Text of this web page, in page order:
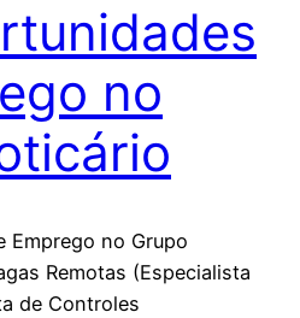
no
Emprego no Grupo
Remotas (Especialista
de Controles